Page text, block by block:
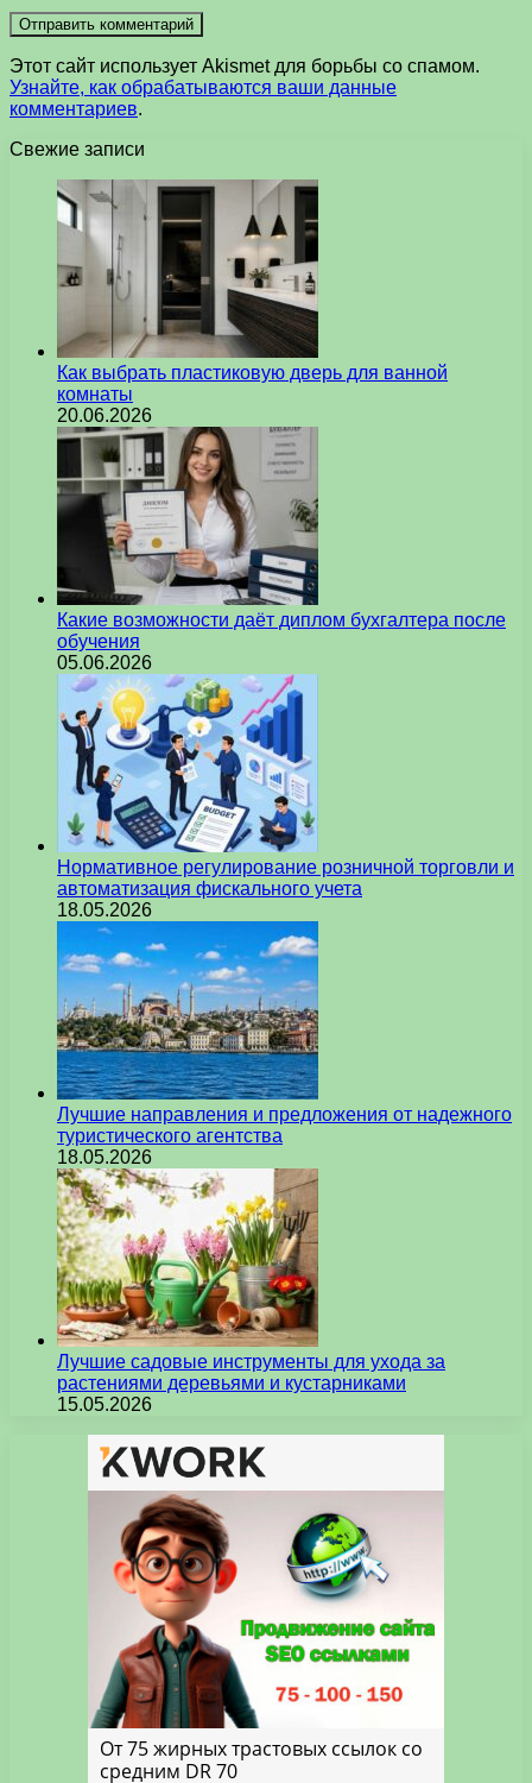
Этот сайт использует Akismet для борьбы со спамом.
Узнайте, как обрабатываются ваши данные
комментариев.
Свежие записи
Как выбрать пластиковую дверь для ванной
комнаты
20.06.2026
Какие возможности даёт диплом бухгалтера после
обучения
05.06.2026
Нормативное регулирование розничной торговли и
автоматизация фискального учета
18.05.2026
Лучшие направления и предложения от надежного
туристического агентства
18.05.2026
Лучшие садовые инструменты для ухода за
растениями деревьями и кустарниками
15.05.2026